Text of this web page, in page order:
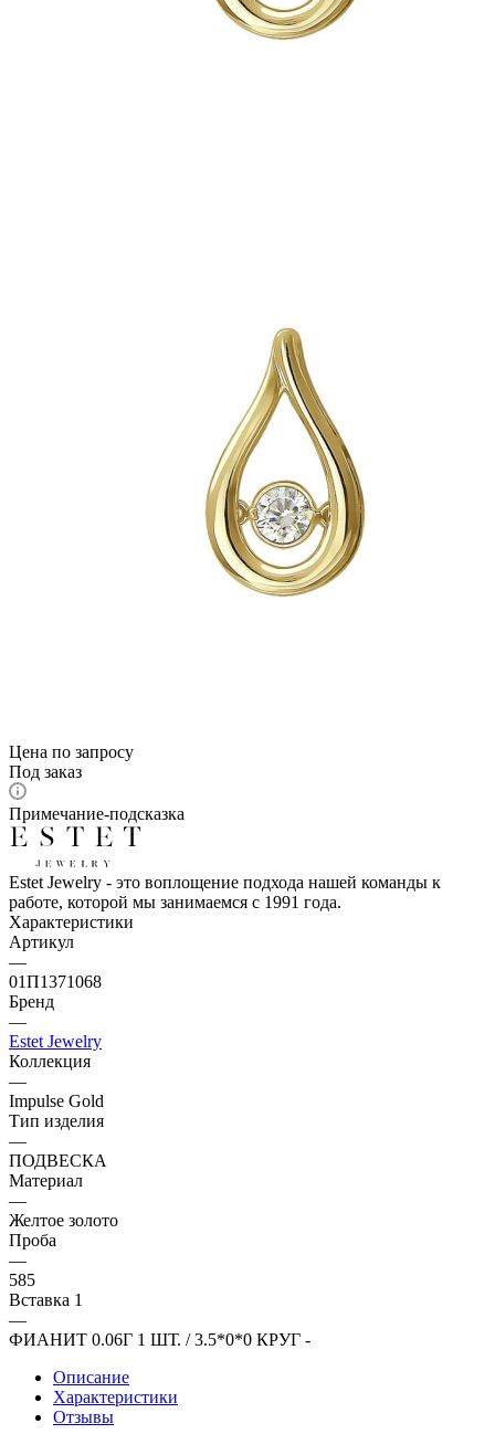
Цена по запросу
Под заказ
Примечание-подсказка
Estet Jewelry - это воплощение подхода нашей команды к
работе, которой мы занимаемся с 1991 года.
Характеристики
Артикул
—
01П1371068
Бренд
—
Estet Jewelry
Коллекция
—
Impulse Gold
Тип изделия
—
ПОДВЕСКА
Материал
—
Желтое золото
Проба
—
585
Вставка 1
—
ФИАНИТ 0.06Г 1 ШТ. / 3.5*0*0 КРУГ -
Описание
Характеристики
Отзывы